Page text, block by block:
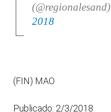
(@regionalesand)
2018
(FIN) MAO
Publicado: 2/3/2018